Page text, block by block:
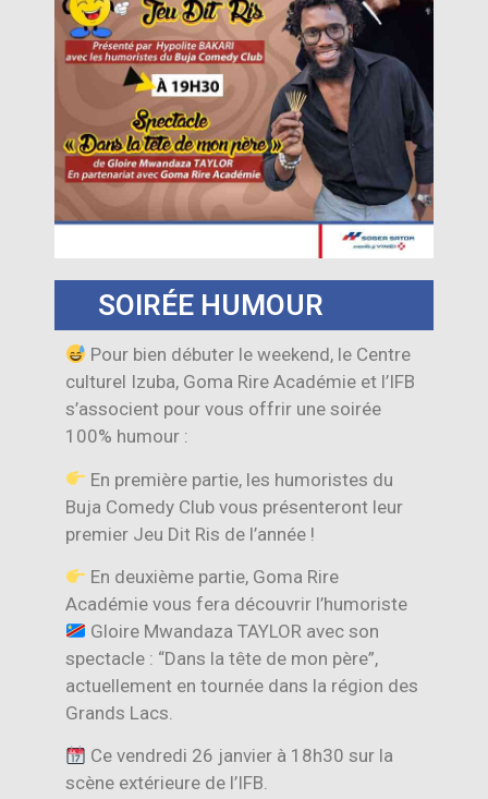
SOIRÉE HUMOUR
Pour bien débuter le weekend, le Centre
culturel Izuba, Goma Rire Académie et l’IFB
s’associent pour vous offrir une soirée
100% humour :
En première partie, les humoristes du
Buja Comedy Club vous présenteront leur
premier Jeu Dit Ris de l’année !
En deuxième partie, Goma Rire
Académie vous fera découvrir l’humoriste
Gloire Mwandaza TAYLOR avec son
spectacle : “Dans la tête de mon père”,
actuellement en tournée dans la région des
Grands Lacs.
Ce vendredi 26 janvier à 18h30 sur la
scène extérieure de l’IFB.